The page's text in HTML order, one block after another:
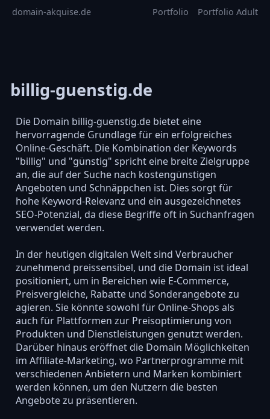
domain-akquise.de Portfolio Portfolio Adult
billig-guenstig.de
Die Domain billig-guenstig.de bietet eine
hervorragende Grundlage für ein erfolgreiches
Online-Geschäft. Die Kombination der Keywords
"billig" und "günstig" spricht eine breite Zielgruppe
an, die auf der Suche nach kostengünstigen
Angeboten und Schnäppchen ist. Dies sorgt für
hohe Keyword-Relevanz und ein ausgezeichnetes
SEO-Potenzial, da diese Begriffe oft in Suchanfragen
verwendet werden.
In der heutigen digitalen Welt sind Verbraucher
zunehmend preissensibel, und die Domain ist ideal
positioniert, um in Bereichen wie E-Commerce,
Preisvergleiche, Rabatte und Sonderangebote zu
agieren. Sie könnte sowohl für Online-Shops als
auch für Plattformen zur Preisoptimierung von
Produkten und Dienstleistungen genutzt werden.
Darüber hinaus eröffnet die Domain Möglichkeiten
im Affiliate-Marketing, wo Partnerprogramme mit
verschiedenen Anbietern und Marken kombiniert
werden können, um den Nutzern die besten
Angebote zu präsentieren.